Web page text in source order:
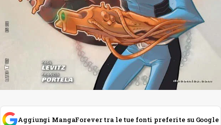
Aggiungi MangaForever tra le tue fonti preferite su Google